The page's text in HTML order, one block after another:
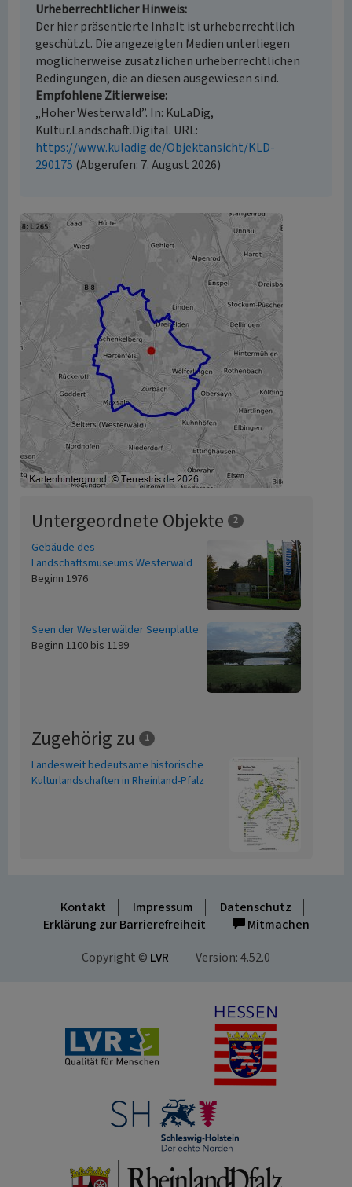
Urheberrechtlicher Hinweis
Der hier präsentierte Inhalt ist urheberrechtlich
geschützt. Die angezeigten Medien unterliegen
möglicherweise zusätzlichen urheberrechtlichen
Bedingungen, die an diesen ausgewiesen sind.
Empfohlene Zitierweise
„Hoher Westerwald”. In: KuLaDig,
Kultur.Landschaft.Digital. URL:
https://www.kuladig.de/Objektansicht/KLD-
290175 (Abgerufen: 7. August 2026)
Untergeordnete Objekte 2
Gebäude des
Landschaftsmuseums Westerwald
Beginn 1976
Seen der Westerwälder Seenplatte
Beginn 1100 bis 1199
Zugehörig zu 1
Landesweit bedeutsame historische
Kulturlandschaften in Rheinland-Pfalz
Kontakt Impressum
Datenschutz
Erklärung zur Barrierefreiheit
Mitmachen
Copyright © LVR Version: 4.52.0